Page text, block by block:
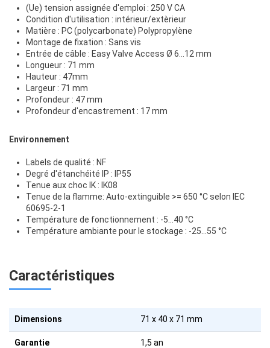
(Ue) tension assignée d'emploi : 250 V CA
Condition d'utilisation : intérieur/extèrieur
Matière : PC (polycarbonate) Polypropylène
Montage de fixation : Sans vis
Entrée de câble : Easy Valve Access Ø 6...12 mm
Longueur : 71 mm
Hauteur : 47mm
Largeur : 71 mm
Profondeur : 47 mm
Profondeur d'encastrement : 17 mm
Environnement
Labels de qualité : NF
Degré d'étanchéité IP : IP55
Tenue aux choc IK : IK08
Tenue de la flamme: Auto-extinguible >= 650 °C selon IEC
60695-2-1
Température de fonctionnement : -5…40 °C
Température ambiante pour le stockage : -25…55 °C
Caractéristiques
Dimensions 71 x 40 x 71 mm
Garantie 1,5 an